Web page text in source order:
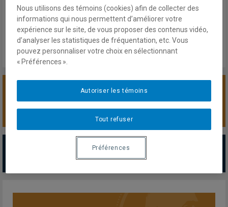
Jeudi 6 novembre 2025
Lien externe
SOUTENIR LA CHAIRE
PARTENAIRES MAJEURS
Tous les partenaires
Nous utilisons des témoins (cookies) afin de collecter des
informations qui nous permettent d’améliorer votre
expérience sur le site, de vous proposer des contenus vidéo,
d’analyser les statistiques de fréquentation, etc. Vous
pouvez personnaliser votre choix en sélectionnant
« Préférences ».
Tout refuser
Autoriser les témoins
Préférences